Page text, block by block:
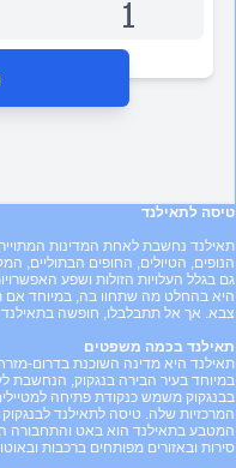
טיסה לתאילנד
תאילנד נחשבת לאחת המדינות
הנופים, הטיולים, החופים הבתוליים,
גם בגלל העלויות הזולות ושפע
היא בהחלט מה שתחוו בה, במיוחד אם
צבא. אך אל תתבלבלו, חופשה
תאילנד בכמה משפטים
במיוחד בעיר הבירה בנגקוק, הנחשבת
בבנגקוק משמש כנקודת פתיחה
המטבע בתאילנד הוא באט והתחבורה
סירות ובאזורים מפותחים ברכבות